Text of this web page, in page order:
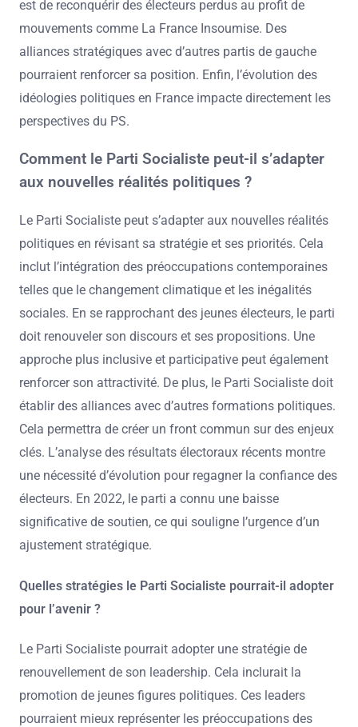
est de reconquérir des électeurs perdus au profit de
mouvements comme La France Insoumise. Des
alliances stratégiques avec d’autres partis de gauche
pourraient renforcer sa position. Enfin, l’évolution des
idéologies politiques en France impacte directement les
perspectives du PS.
Comment le Parti Socialiste peut-il s’adapter
aux nouvelles réalités politiques ?
Le Parti Socialiste peut s’adapter aux nouvelles réalités
politiques en révisant sa stratégie et ses priorités. Cela
inclut l’intégration des préoccupations contemporaines
telles que le changement climatique et les inégalités
sociales. En se rapprochant des jeunes électeurs, le parti
doit renouveler son discours et ses propositions. Une
approche plus inclusive et participative peut également
renforcer son attractivité. De plus, le Parti Socialiste doit
établir des alliances avec d’autres formations politiques.
Cela permettra de créer un front commun sur des enjeux
clés. L’analyse des résultats électoraux récents montre
une nécessité d’évolution pour regagner la confiance des
électeurs. En 2022, le parti a connu une baisse
significative de soutien, ce qui souligne l’urgence d’un
ajustement stratégique.
Quelles stratégies le Parti Socialiste pourrait-il adopter
pour l’avenir ?
Le Parti Socialiste pourrait adopter une stratégie de
renouvellement de son leadership. Cela inclurait la
promotion de jeunes figures politiques. Ces leaders
pourraient mieux représenter les préoccupations des